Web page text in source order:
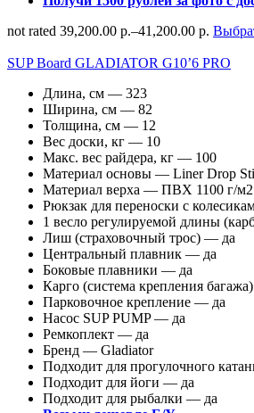
not rated 39,200.00 р.–41,200.00 р.
SUP Board GLADIATOR G10’6 PRO
Длина, см — 323
Ширина, см — 82
Толщина, см — 12
Вес доски, кг — 10
Макс. вес райдера, кг — 100
Материал основы — Liner Drop
Материал верха — ПВХ 1100 г/м2
Рюкзак для переноски с
1 весло регулируемой длины
Лиш (страховочный трос) — да
Центральный плавник — да
Боковые плавники — да
Карго (система крепления
Парковочное крепление — да
Насос SUP PUMP — да
Ремкоплект — да
Бренд — Gladiator
Подходит для прогулочного
Подходит для йоги — да
Подходит для рыбалки — да